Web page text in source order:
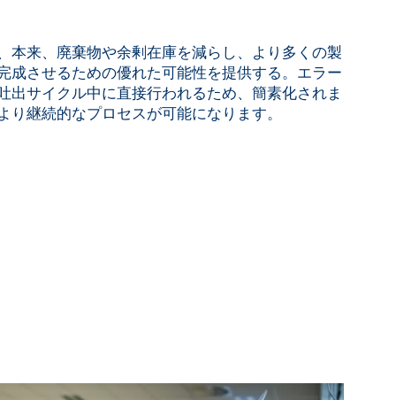
本来、廃棄物や余剰在庫を減らし、より多くの製
成させるための優れた可能性を提供する。エラー
出サイクル中に直接行われるため、簡素化されま
り継続的なプロセスが可能になります。